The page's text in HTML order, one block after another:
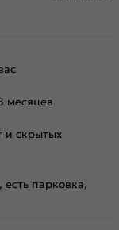
месяцев
и скрытых
парковка,